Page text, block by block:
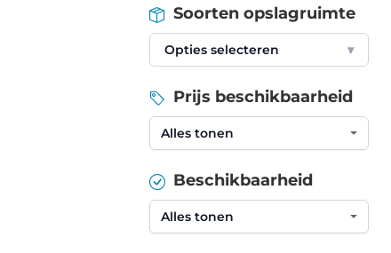
Soorten opslagruimte
Opties selecteren ▾
Prijs beschikbaarheid
Beschikbaarheid